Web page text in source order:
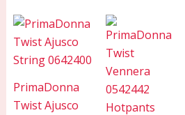
PrimaDonna
Twist Ajusco